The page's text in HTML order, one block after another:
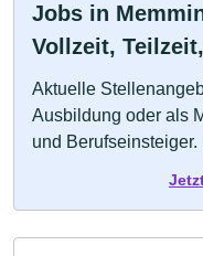
Jobs in
Vollzeit,
Aktuelle
Ausbildung oder als
und